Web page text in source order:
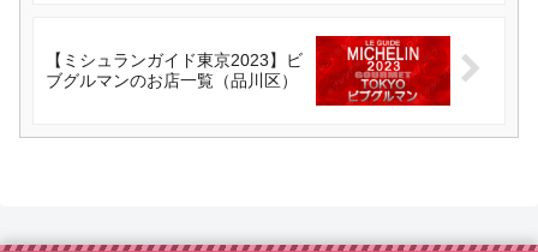
【ミシュランガイド東京2023】ビ
ブグルマンのお店一覧（品川区）